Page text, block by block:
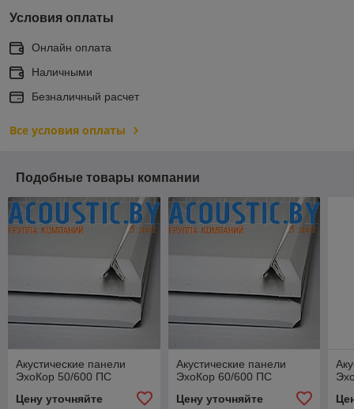
Условия оплаты
Онлайн оплата
Наличными
Безналичный расчет
Все условия оплаты
Подобные товары компании
Акустические панели
ЭхоКор 50/600 ПС
Цену уточняйте
Акустические панели
ЭхоКор 60/600 ПС
Цену уточняйте